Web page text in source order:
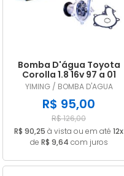
Bomba D'água Toyota
Corolla 1.8 16v 97 a 01
Celica 1.8 93/...
YIMING / BOMBA D'AGUA
R$ 95,00
R$ 126,00
R$ 90,25 à vista ou em até 12x
de R$ 9,64 com juros